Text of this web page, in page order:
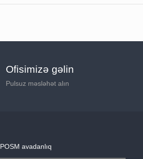
Ofisimizə gəlin
Pulsuz məsləhət alın
POSM avadanlıq